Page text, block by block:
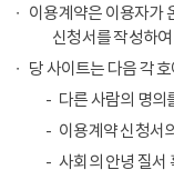
이용계약은 이용자가
신청서를 작성하
당 사이트는 다음 각
다른 사람의 명의
이용계약 신청서
사회의 안녕 질서